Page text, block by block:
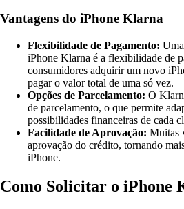
Vantagens do iPhone Klarna
Flexibilidade de Pagamento:
iPhone Klarna é a flexibilidade de
consumidores adquirir um novo
pagar o valor total de uma só vez.
Opções de Parcelamento: O
de parcelamento, o que permite
possibilidades financeiras de cada
Facilidade de Aprovação: Muitas
aprovação do crédito, tornando
iPhone.
Como Solicitar o iPhone